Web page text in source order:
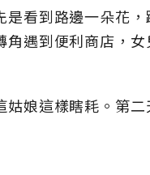
看到路邊一朵花
遇到便利商店，
娘這樣瞎耗。第